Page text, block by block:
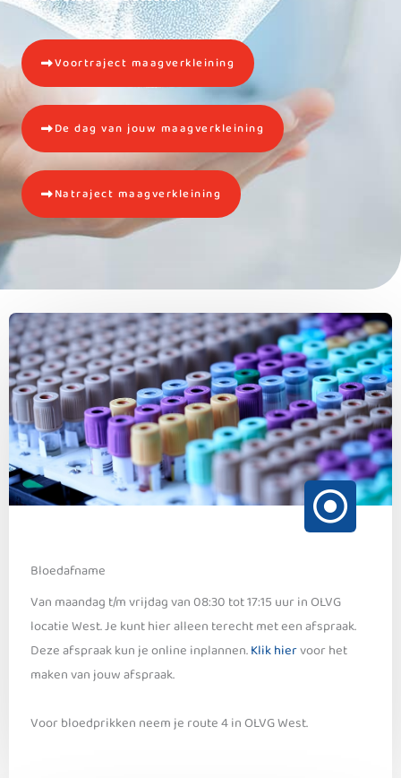
Voortraject maagverkleining
De dag van jouw maagverkleining
Natraject maagverkleining
Bloedafname
Van maandag t/m vrijdag van 08:30 tot 17:15 uur in OLVG
locatie West. Je kunt hier alleen terecht met een afspraak.
Deze afspraak kun je online inplannen.Klik hiervoor het
maken van jouw afspraak.
Voor bloedprikken neem je route 4 in OLVG West.